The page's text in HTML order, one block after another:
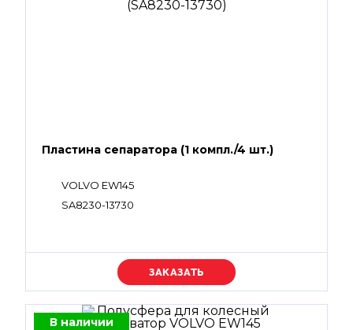
Пластина сепаратора (1 компл./4 шт.)
VOLVO EW145
SA8230-13730
Уточняйте цену
В наличии